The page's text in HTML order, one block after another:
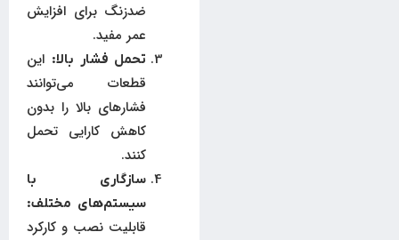
ضدزنگ برای افزایش
عمر مفید.
تحمل فشار بالا: این
قطعات می‌توانند
فشارهای بالا را بدون
کاهش کارایی تحمل
کنند.
سازگاری با
سیستم‌های مختلف:
قابلیت نصب و کارکرد